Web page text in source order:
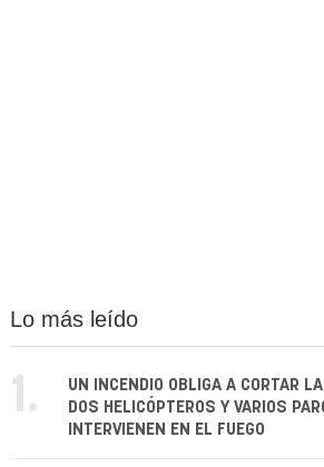
Lo más leído
1.
UN INCENDIO OBLIGA A CORTAR
DOS HELICÓPTEROS Y VARIOS
INTERVIENEN EN EL FUEGO